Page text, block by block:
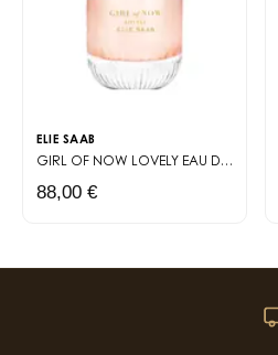
ELIE SAAB
GIRL OF NOW LOVELY EAU DE PARFUM
88,00 €